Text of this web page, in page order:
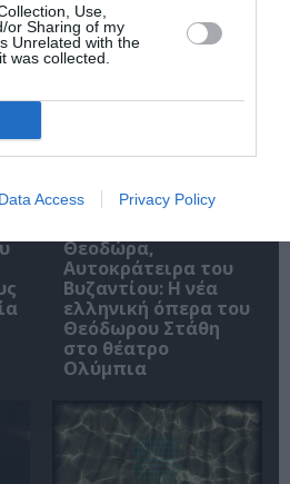
Use,
or Sharing of my
Unrelated with the
was collected.
Data Access Privacy Policy
Άρθρα
Θεοδώρα,
Αυτοκράτειρα του
Βυζαντίου: Η νέα
ελληνική όπερα του
Θεόδωρου Στάθη
στο θέατρο
Ολύμπια